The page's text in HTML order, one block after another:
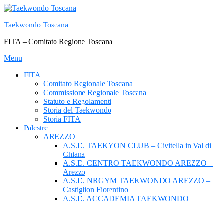
Passa
contenuto
Taekwondo Toscana
FITA – Comitato Regione Toscana
Menu
FITA
Comitato Regionale Toscana
Commissione Regionale Toscana
Statuto e Regolamenti
Storia del Taekwondo
Storia FITA
Palestre
AREZZO
A.S.D. TAEKYON CLUB – Civitella in Val di
Chiana
A.S.D. CENTRO TAEKWONDO AREZZO –
Arezzo
A.S.D. NRGYM TAEKWONDO AREZZO –
Castiglion Fiorentino
A.S.D. ACCADEMIA TAEKWONDO